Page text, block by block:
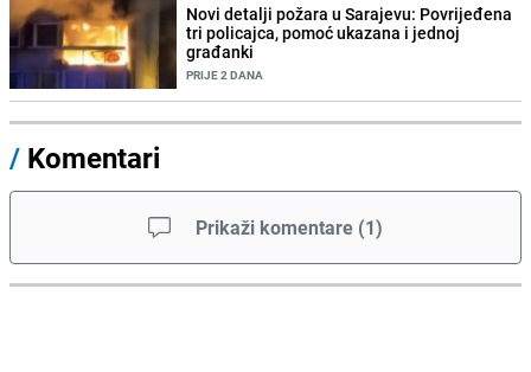
Novi detalji požara u Sarajevu: Povrijeđena
tri policajca, pomoć ukazana i jednoj
građanki
PRIJE 2 DANA
/ Komentari
Prikaži komentare (1)